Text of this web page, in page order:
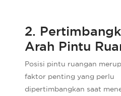
2.
Arah Pintu
Posisi pintu ruangan
faktor penting yang perlu
dipertimbangkan saat